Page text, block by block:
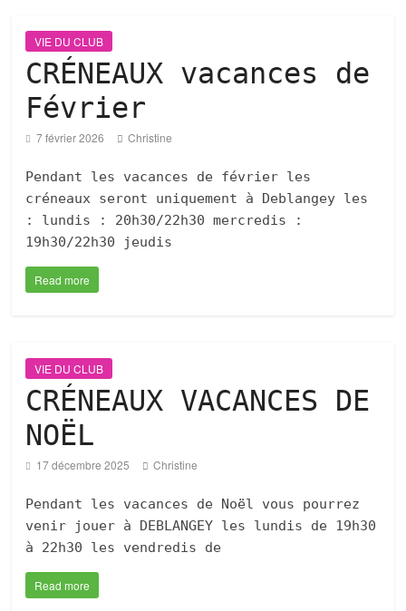
VIE DU CLUB
CRÉNEAUX vacances de
Février
7 février 2026 Christine
Pendant les vacances de février les
créneaux seront uniquement à Deblangey les
: lundis : 20h30/22h30 mercredis :
19h30/22h30 jeudis
Read more
VIE DU CLUB
CRÉNEAUX VACANCES DE
NOËL
17 décembre 2025 Christine
Pendant les vacances de Noël vous pourrez
venir jouer à DEBLANGEY les lundis de 19h30
à 22h30 les vendredis de
Read more